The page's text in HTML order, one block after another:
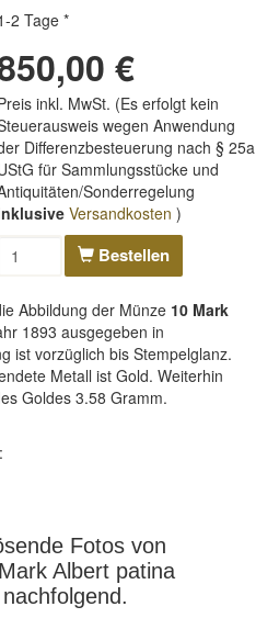
2 Tage *
€
inkl. MwSt. (Es erfolgt kein
wegen Anwendung
Differenzbesteuerung nach § 25a
für Sammlungsstücke und
Sonderregelung
Versandkosten )
Bestellen
Abbildung der Münze 10 Mark
1893 ausgegeben in
ist vorzüglich bis Stempelglanz.
Metall ist Gold. Weiterhin
Goldes 3.58 Gramm.
Fotos von
Albert patina